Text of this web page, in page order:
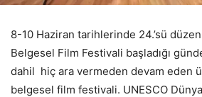
8-10 Haziran tarihlerinde 24.’sü
Belgesel Film Festivali başladığı
dahil hiç ara vermeden devam eden
belgesel film festivali. UNESCO